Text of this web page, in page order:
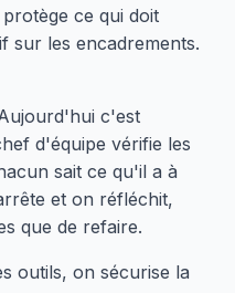
ce qui doit
sur les encadrements.
c'est
d'équipe vérifie les
sait ce qu'il a à
et on réfléchit,
que de refaire.
outils, on sécurise la